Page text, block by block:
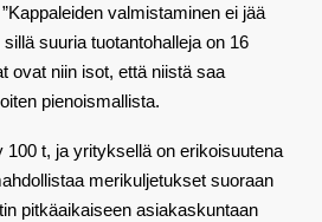
valmistaminen ei jää
suuria tuotantohalleja on 16
ovat niin isot, että niistä saa
pienoismallista.
t, ja yrityksellä on erikoisuutena
merikuljetukset suoraan
pitkäaikaiseen asiakaskuntaan